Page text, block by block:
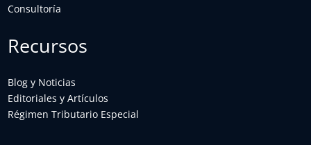
Consultoría
Recursos
Blog y Noticias
Editoriales y Artículos
Régimen Tributario Especial